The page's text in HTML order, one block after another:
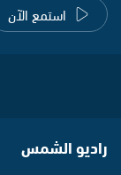
استمع الآن
راديو الشمس